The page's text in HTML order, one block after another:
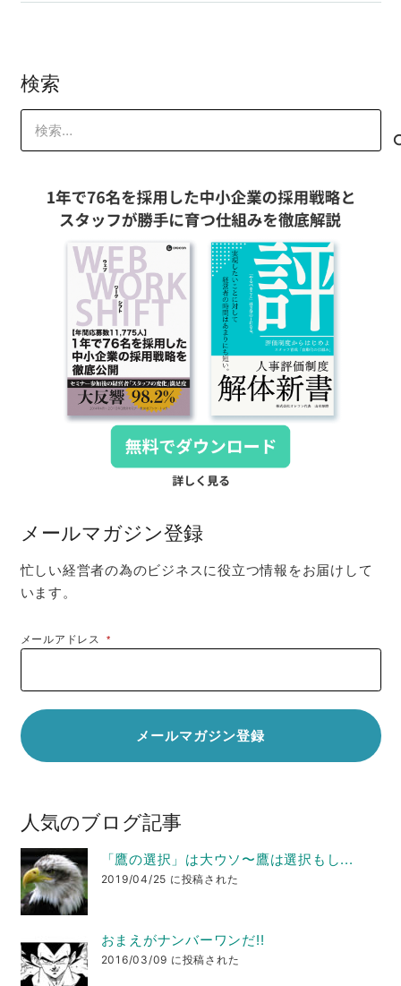
検索
索:
メールマガジン登録
忙しい経営者の為のビジネスに役立つ情報をお届けして
います。
メールアドレス*
人気のブログ記事
「鷹の選択」は大ウソ〜鷹は選択もし...
2019/04/25 に投稿された
おまえがナンバーワンだ!!
2016/03/09 に投稿された